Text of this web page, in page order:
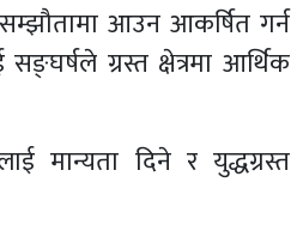
आउन आकर्षित गर्न
ग्रस्त क्षेत्रमा आर्थिक
मान्यता दिने र युद्धग्रस्त